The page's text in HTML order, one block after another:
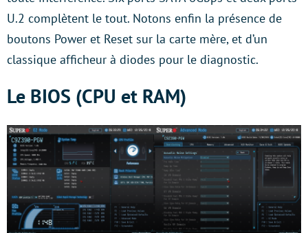
U.2 complètent le tout. Notons enfin la présence de
boutons Power et Reset sur la carte mère, et d’un
classique afficheur à diodes pour le diagnostic.
Le BIOS (CPU et RAM)